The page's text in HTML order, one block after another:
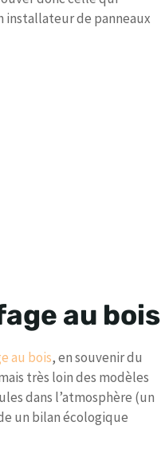
installateur de panneaux
au bois
au bois, en souvenir du
très loin des modèles
dans l’atmosphère (un
un bilan écologique